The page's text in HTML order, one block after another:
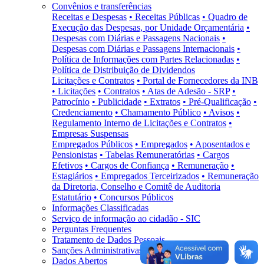
Convênios e transferências
Receitas e Despesas • Receitas Públicas • Quadro de
Execução das Despesas, por Unidade Orçamentária •
Despesas com Diárias e Passagens Nacionais •
Despesas com Diárias e Passagens Internacionais •
Política de Informações com Partes Relacionadas •
Política de Distribuição de Dividendos
Licitações e Contratos • Portal de Fornecedores da INB
• Licitações • Contratos • Atas de Adesão - SRP •
Patrocínio • Publicidade • Extratos • Pré-Qualificação •
Credenciamento • Chamamento Público • Avisos •
Regulamento Interno de Licitações e Contratos •
Empresas Suspensas
Empregados Públicos • Empregados • Aposentados e
Pensionistas • Tabelas Remuneratórias • Cargos
Efetivos • Cargos de Confiança • Remuneração •
Estagiários • Empregados Terceirizados • Remuneração
da Diretoria, Conselho e Comitê de Auditoria
Estatutário • Concursos Públicos
Informações Classificadas
Serviço de informação ao cidadão - SIC
Perguntas Frequentes
Tratamento de Dados Pessoais
Sanções Administrativas
Dados Abertos